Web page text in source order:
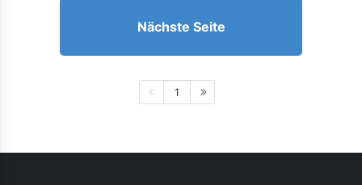
Nächste Seite
1